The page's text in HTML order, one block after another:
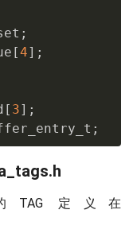
;
[4] ;
[ 3] ;
;
TAG 定义在